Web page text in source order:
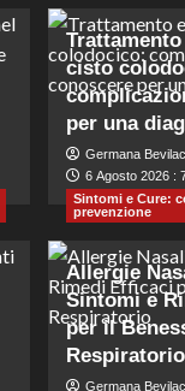
cisto
per una
Germana
6 Agosto 2026 :
Sintomi e Cure:
prevenzione
Allergie
Sintomi e
per il
Respiratorio
Germana